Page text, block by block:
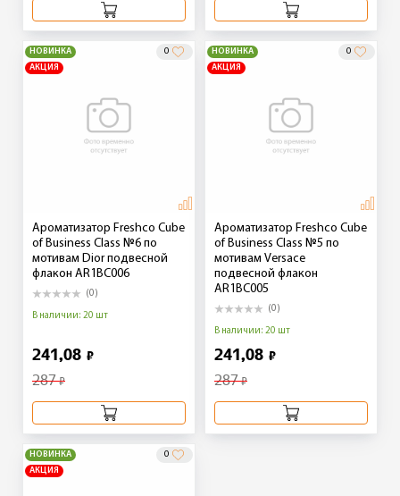
НОВИНКА
АКЦИЯ
0
Ароматизатор Freshco Cube
of Business Class №6 по
мотивам Dior подвесной
флакон AR1BC006
(0)
В наличии: 20 шт
241,08 ₽
287₽
НОВИНКА
АКЦИЯ
0
Ароматизатор Freshco Cube
of Business Class №5 по
мотивам Versace
подвесной флакон
AR1BC005
(0)
В наличии: 20 шт
241,08 ₽
287₽
НОВИНКА
АКЦИЯ
0